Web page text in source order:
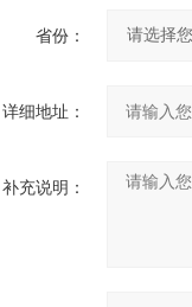
省份：
详细地址：
补充说明：